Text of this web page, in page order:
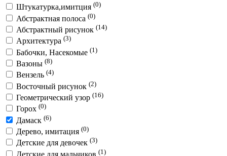
Штукатурка,имитция (0)
Абстрактная полоса (0)
Абстрактный рисунок (14)
Архитектура (3)
Бабочки, Насекомые (1)
Вазоны (8)
Вензель (4)
Восточный рисунок (2)
Геометрический узор (16)
Горох (0)
Дамаск (6)
Дерево, имитация (0)
Детские для девочек (3)
Детские для мальчиков (1)